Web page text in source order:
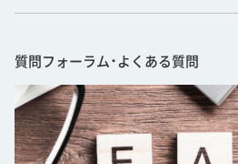
質問フォーラム･よくある質問